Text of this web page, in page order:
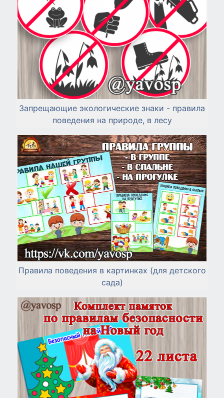
Запрещающие экологические знаки - правила
поведения на природе, в лесу
Правила поведения в картинках (для детского
сада)